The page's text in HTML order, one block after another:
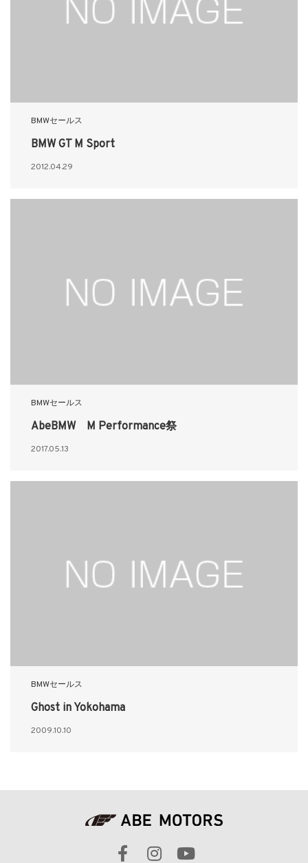
BMWセールス
BMW GT M Sport
2012.04.29
BMWセールス
AbeBMW M Performance祭
2017.05.13
BMWセールス
Ghost in Yokohama
2009.10.10